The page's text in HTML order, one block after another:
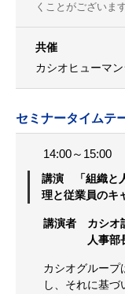
くことがございます
共催
カシオヒューマ
セミナータイムテ
14:00～15:00
講演 「組織と
理と従業員のキ
講演者 カシオ
人事部長
カシオグループ
し、それに基